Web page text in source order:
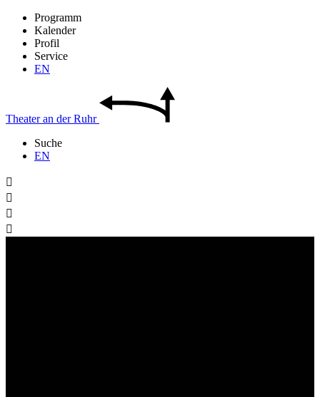
Programm
Kalender
Profil
Service
EN
Theateran derRuhr
Suche
EN



